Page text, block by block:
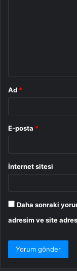
Ad *
E-posta *
İnternet sitesi
Daha sonraki
adresim ve site